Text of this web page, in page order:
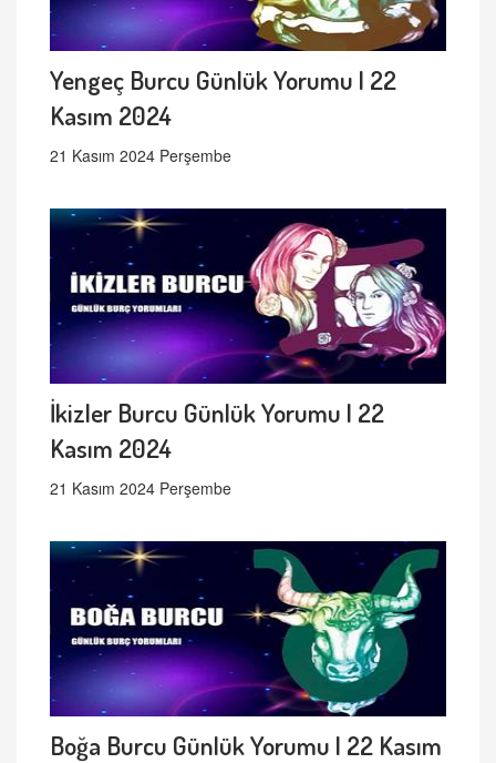
Yengeç Burcu Günlük Yorumu | 22
Kasım 2024
21 Kasım 2024 Perşembe
İkizler Burcu Günlük Yorumu | 22
Kasım 2024
21 Kasım 2024 Perşembe
Boğa Burcu Günlük Yorumu | 22 Kasım